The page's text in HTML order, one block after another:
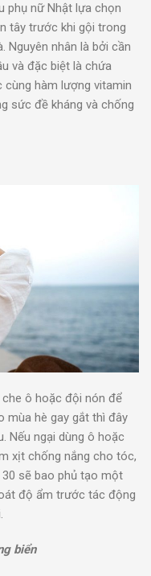
phụ nữ Nhật lựa chọn
tây trước khi gội trong
Nguyên nhân là bởi cần
và đặc biệt là chứa
cùng hàm lượng vitamin
sức đề kháng và chống
che ô hoặc đội nón để
mùa hè gay gắt thì đây
Nếu ngại dùng ô hoặc
xịt chống nắng cho tóc,
sẽ bao phủ tạo một
độ ẩm trước tác động
biển